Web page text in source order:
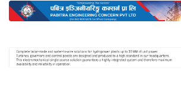
ऊर्जा
दक्षता